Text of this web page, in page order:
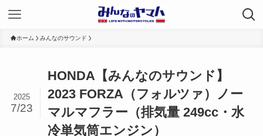
ホーム みんなのサウンド
HONDA【みんなのサウンド】
2023 FORZA（フォルツァ）ノー
マルマフラー（排気量 249cc・水
冷単気筒エンジン）
2025
7/23